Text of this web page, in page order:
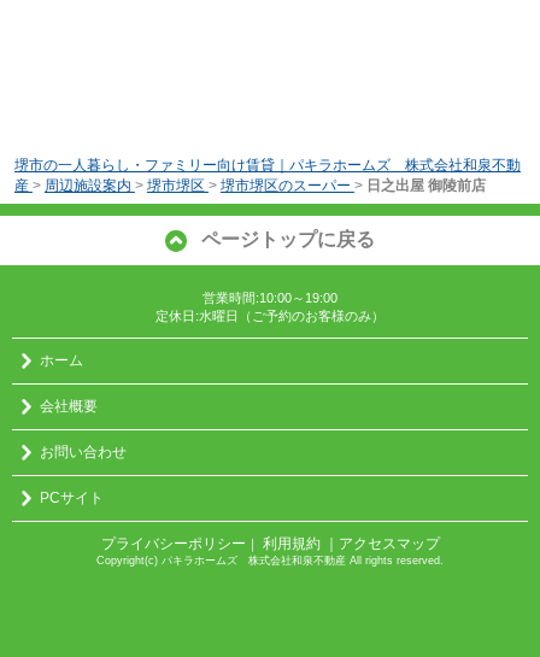
堺市の一人暮らし・ファミリー向け賃貸｜パキラホームズ 株式会社和泉不動
産 > 周辺施設案内 > 堺市堺区 > 堺市堺区のスーパー > 日之出屋 御陵前店
ページトップに戻る
営業時間:10:00～19:00
定休日:水曜日（ご予約のお客様のみ）
ホーム
会社概要
お問い合わせ
PCサイト
プライバシーポリシー ｜ 利用規約 ｜アクセスマップ
Copyright(c) パキラホームズ 株式会社和泉不動産 All rights reserved.